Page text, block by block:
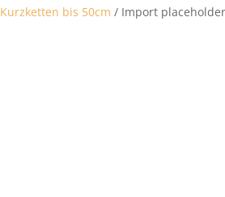
Kurzketten bis 50cm / Import